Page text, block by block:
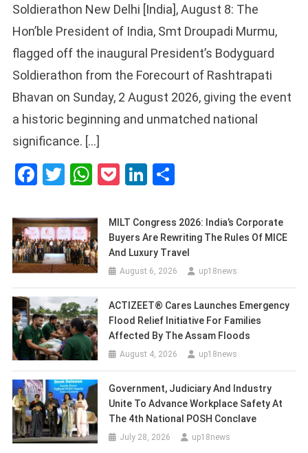
Soldierathon New Delhi [India], August 8: The
Hon’ble President of India, Smt Droupadi Murmu,
flagged off the inaugural President’s Bodyguard
Soldierathon from the Forecourt of Rashtrapati
Bhavan on Sunday, 2 August 2026, giving the event
a historic beginning and unmatched national
significance. […]
Facebook
Twitter
WhatsApp
PocketLinkedIn
MILT Congress 2026: India’s Corporate
Buyers Are Rewriting The Rules Of MICE
And Luxury Travel
August 6, 2026 up18news
ACTIZEET® Cares Launches Emergency
Flood Relief Initiative For Families
Affected By The Assam Floods
August 4, 2026 up18news
Government, Judiciary And Industry
Unite To Advance Workplace Safety At
The 4th National POSH Conclave
July 28, 2026 up18news